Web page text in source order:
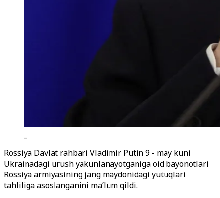
Rossiya Davlat rahbari Vladimir Putin 9 - may kuni
Ukrainadagi urush yakunlanayotganiga oid bayonotlari
Rossiya armiyasining jang maydonidagi yutuqlari
tahliliga asoslanganini ma’lum qildi.